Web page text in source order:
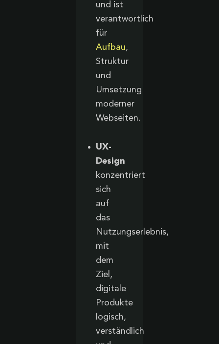
und ist
verantwortlich
für
Aufbau,
Struktur
und
Umsetzung
moderner
Webseiten.
UX-
Design
konzentriert
sich
auf
das
Nutzungserlebnis,
mit
dem
Ziel,
digitale
Produkte
logisch,
verständlich